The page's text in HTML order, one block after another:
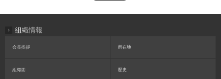
組織情報
会長挨拶 所在地
組織図 歴史